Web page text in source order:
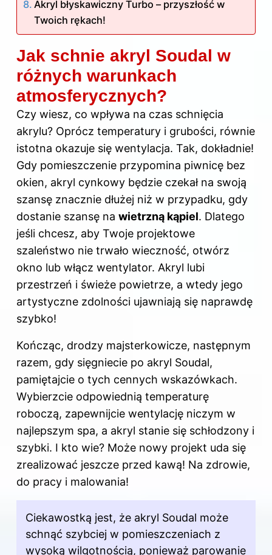
Akryl błyskawiczny Turbo – przyszłość w
Twoich rękach!
Jak schnie akryl Soudal w
różnych warunkach
atmosferycznych?
Czy wiesz, co wpływa na czas schnięcia
akrylu? Oprócz temperatury i grubości, równie
istotna okazuje się wentylacja. Tak, dokładnie!
Gdy pomieszczenie przypomina piwnicę bez
okien, akryl cynkowy będzie czekał na swoją
szansę znacznie dłużej niż w przypadku, gdy
dostanie szansę na wietrzną kąpiel. Dlatego
jeśli chcesz, aby Twoje projektowe
szaleństwo nie trwało wieczność, otwórz
okno lub włącz wentylator. Akryl lubi
przestrzeń i świeże powietrze, a wtedy jego
artystyczne zdolności ujawniają się naprawdę
szybko!
Kończąc, drodzy majsterkowicze, następnym
razem, gdy sięgniecie po akryl Soudal,
pamiętajcie o tych cennych wskazówkach.
Wybierzcie odpowiednią temperaturę
roboczą, zapewnijcie wentylację niczym w
najlepszym spa, a akryl stanie się schłodzony i
szybki. I kto wie? Może nowy projekt uda się
zrealizować jeszcze przed kawą! Na zdrowie,
do pracy i malowania!
Ciekawostką jest, że akryl Soudal może
schnąć szybciej w pomieszczeniach z
wysoką wilgotnością, ponieważ parowanie